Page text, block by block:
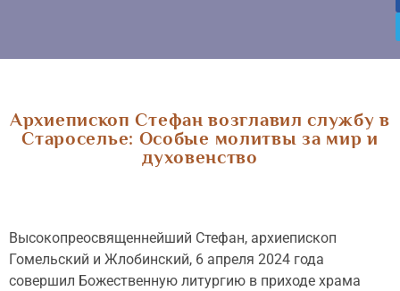
Архиепископ Стефан возглавил службу в
Староселье: Особые молитвы за мир и
духовенство
Высокопреосвященнейший Стефан, архиепископ
Гомельский и Жлобинский, 6 апреля 2024 года
совершил Божественную литургию в приходе храма